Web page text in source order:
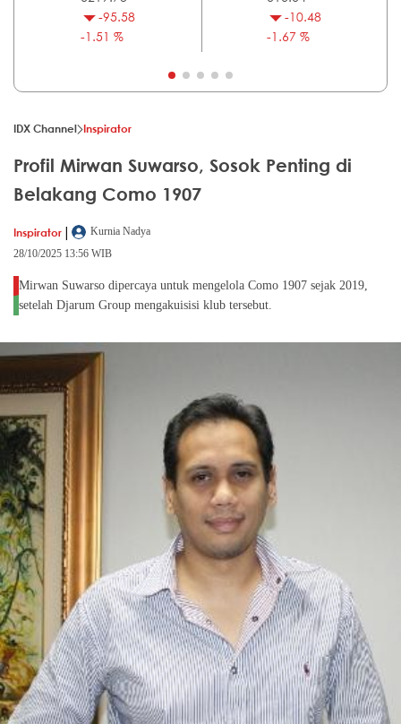
-95.58
-1.51 %
-10.48
-1.67 %
IDX Channel Inspirator
Profil Mirwan Suwarso, Sosok Penting di
Belakang Como 1907
Inspirator |
Kurnia Nadya
28/10/2025 13:56 WIB
Mirwan Suwarso dipercaya untuk mengelola Como 1907 sejak 2019,
setelah Djarum Group mengakuisisi klub tersebut.